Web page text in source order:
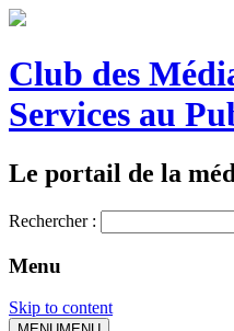
Club des
Services au
Le portail de la
Rechercher :
Menu
Skip to content